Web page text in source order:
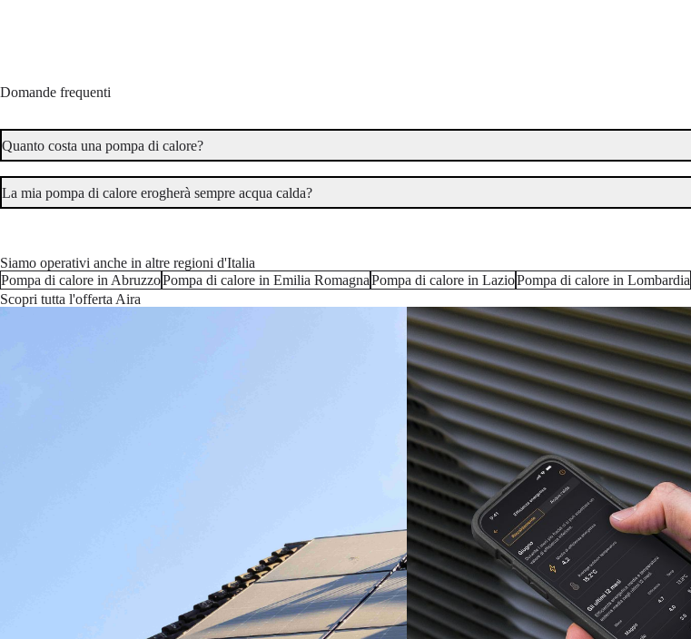
Domande frequenti
Quanto costa una pompa di calore?
La mia pompa di calore erogherà sempre acqua calda?
Quanto rumore fa l'unità esterna?
Siamo operativi anche in altre regioni d'Italia
Pompa di calore in AbruzzoPompa di calore in Emilia RomagnaPompa di calore in LazioPompa di calore in Lombardia
Scopri tutta l'offerta Aira